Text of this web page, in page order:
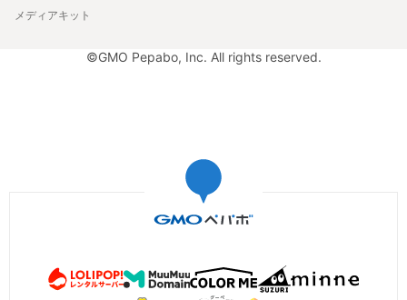
メディアキット
©GMO Pepabo, Inc. All rights reserved.